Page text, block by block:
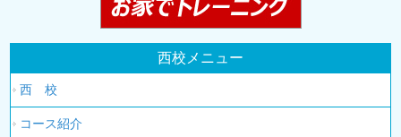
西校メニュー
西 校
コース紹介